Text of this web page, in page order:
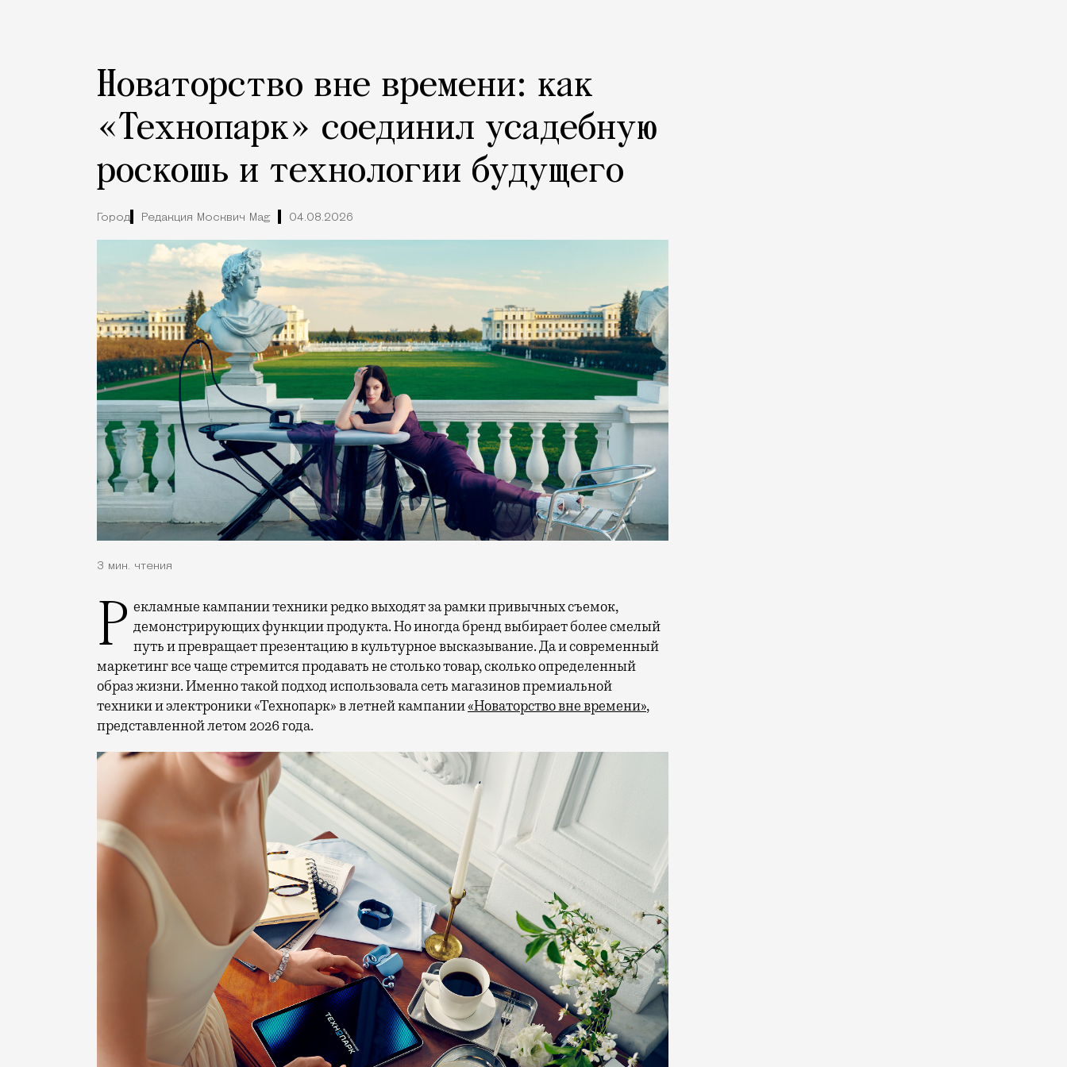
Новаторство вне времени: как
«Технопарк» соединил усадебную
роскошь и технологии будущего
Город Редакция Москвич Mag 04.08.2026
3 мин. чтения
Рекламные кампании техники редко выходят за рамки привычных съемок, демонстрирующих функции продукта. Но иногда бренд выбирает более смелый
путь и превращает презентацию в культурное высказывание. Да и современный
маркетинг все чаще стремится продавать не столько товар, сколько определенный
образ жизни. Именно такой подход использовала сеть магазинов премиальной
техники и электроники «Технопарк» в летней кампании«Новаторство вне времени»,
представленной летом 2026 года.